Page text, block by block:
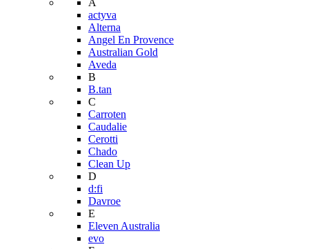
A
actyva
Alterna
Angel En Provence
Australian Gold
Aveda
B
B.tan
C
Carroten
Caudalie
Cerotti
Chado
Clean Up
D
d:fi
Davroe
E
Eleven Australia
evo